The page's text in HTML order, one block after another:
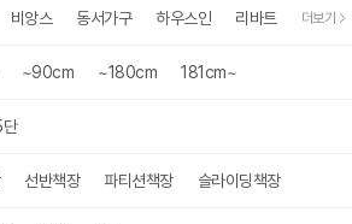
비앙스 동서가구 하우스인 리바트 더보기
~90cm ~180cm 181cm~
선반책장 파티션책장 슬라이딩책장